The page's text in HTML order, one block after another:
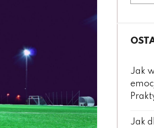
Jak
Jak